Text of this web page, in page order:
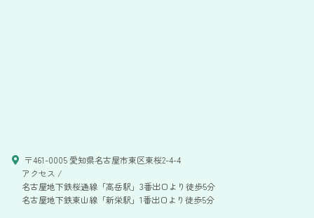
〒461-0005 愛知県名古屋市東区東桜2-4-4
アクセス /
名古屋地下鉄桜通線「高岳駅」3番出口より徒歩5分
名古屋地下鉄東山線「新栄駅」1番出口より徒歩5分